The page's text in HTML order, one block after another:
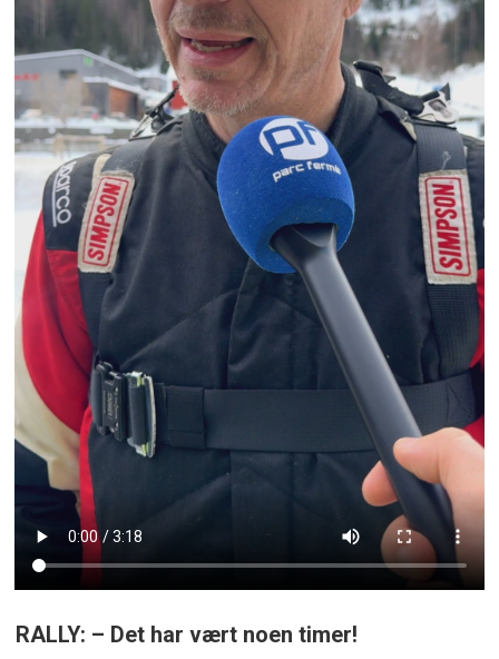
RALLY: – Det har vært noen timer!